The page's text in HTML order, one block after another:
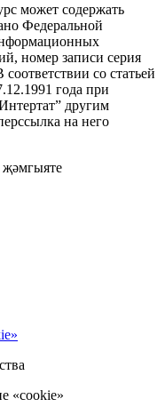
может содержать
Федеральной
номер записи серия
со статьей
года при
другим
на него
«cookie»